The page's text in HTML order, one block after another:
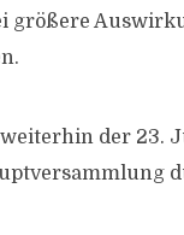
größere
der 23.